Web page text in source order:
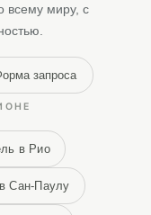
всему миру, с
запроса
в Рио
Сан-Паулу